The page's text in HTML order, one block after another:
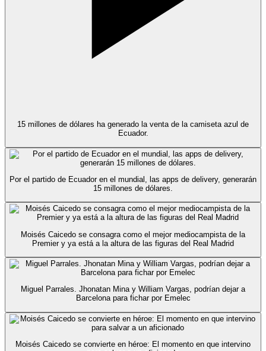
15 millones de dólares ha generado la venta de la camiseta azul de
Ecuador.
Por el partido de Ecuador en el mundial, las apps de delivery, generarán
15 millones de dólares.
Moisés Caicedo se consagra como el mejor mediocampista de la
Premier y ya está a la altura de las figuras del Real Madrid
Miguel Parrales. Jhonatan Mina y William Vargas, podrían dejar a
Barcelona para fichar por Emelec
Moisés Caicedo se convierte en héroe: El momento en que intervino